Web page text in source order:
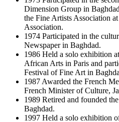
Dimension Group in
the Fine Artists Association
Association.
1974 Participated in the
Newspaper in Baghdad.
1986 Held a solo exhibition
African Arts in Paris and
Festival of Fine Art in
1987 Awarded the French
French Minister of Culture,
1989 Retired and founded
Baghdad.
1997 Held a solo exhibition